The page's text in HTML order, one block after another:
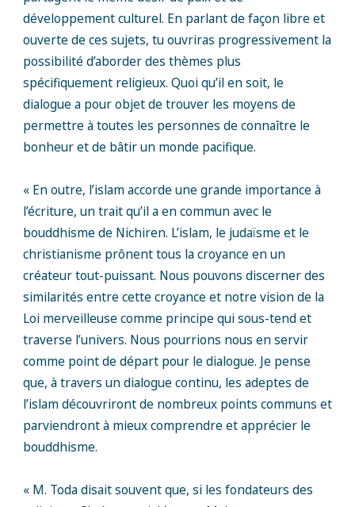
développement culturel. En parlant de façon libre et
ouverte de ces sujets, tu ouvriras progressivement la
possibilité d’aborder des thèmes plus
spécifiquement religieux. Quoi qu’il en soit, le
dialogue a pour objet de trouver les moyens de
permettre à toutes les personnes de connaître le
bonheur et de bâtir un monde pacifique.
« En outre, l’islam accorde une grande importance à
l’écriture, un trait qu’il a en commun avec le
bouddhisme de Nichiren. L’islam, le judaïsme et le
christianisme prônent tous la croyance en un
créateur tout-puissant. Nous pouvons discerner des
similarités entre cette croyance et notre vision de la
Loi merveilleuse comme principe qui sous-tend et
traverse l’univers. Nous pourrions nous en servir
comme point de départ pour le dialogue. Je pense
que, à travers un dialogue continu, les adeptes de
l’islam découvriront de nombreux points communs et
parviendront à mieux comprendre et apprécier le
bouddhisme.
« M. Toda disait souvent que, si les fondateurs des